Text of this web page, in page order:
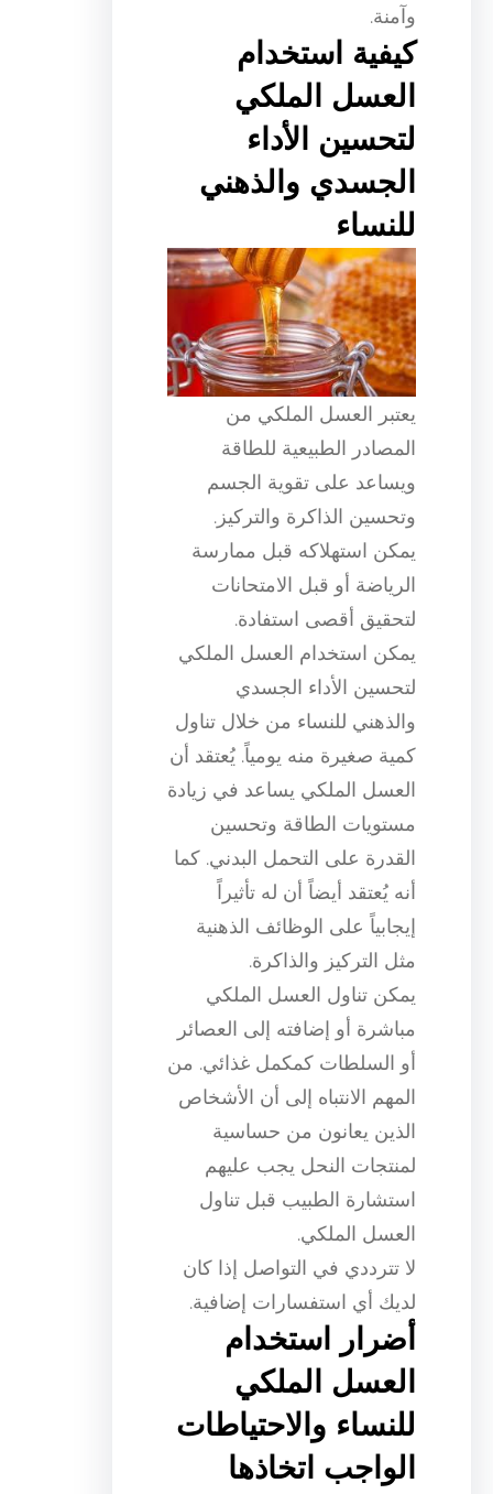
وآمنة.
كيفية استخدام
العسل الملكي
لتحسين الأداء
الجسدي والذهني
للنساء
يعتبر العسل الملكي من
المصادر الطبيعية للطاقة
ويساعد على تقوية الجسم
وتحسين الذاكرة والتركيز.
يمكن استهلاكه قبل ممارسة
الرياضة أو قبل الامتحانات
لتحقيق أقصى استفادة.
يمكن استخدام العسل الملكي
لتحسين الأداء الجسدي
والذهني للنساء من خلال تناول
كمية صغيرة منه يومياً. يُعتقد أن
العسل الملكي يساعد في زيادة
مستويات الطاقة وتحسين
القدرة على التحمل البدني. كما
أنه يُعتقد أيضاً أن له تأثيراً
إيجابياً على الوظائف الذهنية
مثل التركيز والذاكرة.
يمكن تناول العسل الملكي
مباشرة أو إضافته إلى العصائر
أو السلطات كمكمل غذائي. من
المهم الانتباه إلى أن الأشخاص
الذين يعانون من حساسية
لمنتجات النحل يجب عليهم
استشارة الطبيب قبل تناول
العسل الملكي.
لا تترددي في التواصل إذا كان
لديك أي استفسارات إضافية.
أضرار استخدام
العسل الملكي
للنساء والاحتياطات
الواجب اتخاذها